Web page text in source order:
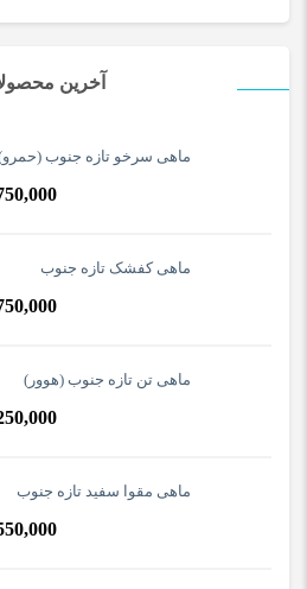
آخرین
ماهی سرخو تازه جنوب
ماهی کفشک تازه جنوب
ماهی تن تازه جنوب (هوور)
ماهی مقوا سفید تازه جنوب